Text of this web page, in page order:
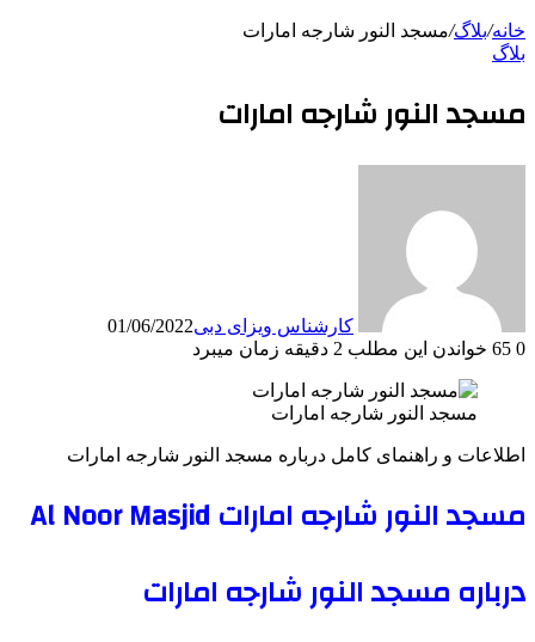
خانه/بلاگ/مسجد النور شارجه امارات
بلاگ
مسجد النور شارجه امارات
کارشناس ویزای دبی01/06/2022
0
خواندن این مطلب 2 دقیقه زمان میبرد
مسجد النور شارجه امارات
اطلاعات و راهنمای کامل درباره مسجد النور شارجه امارات
مسجد النور شارجه امارات Al Noor Masjid
درباره مسجد النور شارجه امارات